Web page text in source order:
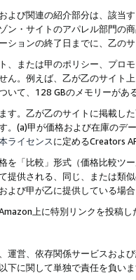
よび関連の紹介部分は、該当
ン・サイトのアパレル部門の
ションの終了日までに、乙の
、または甲のポリシー、プロ
ん。例えば、乙が乙のサイト
いて、128 GBのメモリーがあ
す。乙が乙のサイトに掲載し
。(a)甲が価格および在庫の
ライセンスに定めるCreators
を「比較」形式（価格比較ツ
提供される、同じ、または類
よび甲が乙に提供している場
上に特別リンクを投稿
運営、依存関係サービスおよ
下に関して単独で責任を負い